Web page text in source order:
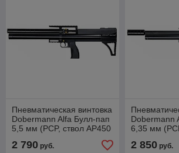
Пневматическая винтовка
Dobermann Alfa Булл-пап
5,5 мм (PCP, ствол AP450
передний взвод)
2 790 руб.
Dobermann
6,35 мм
пули,
2 850руб.